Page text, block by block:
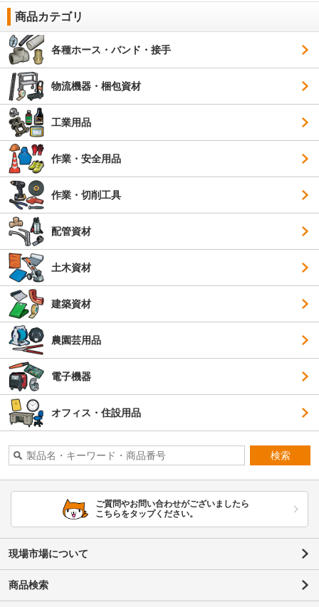
商品カテゴリ
各種ホース・バンド・接手
物流機器・梱包資材
工業用品
作業・安全用品
作業・切削工具
配管資材
土木資材
建築資材
農園芸用品
電子機器
オフィス・住設用品
検索
ご質問やお問い合わせがございましたら
こちらをタップください。
現場市場について
商品検索